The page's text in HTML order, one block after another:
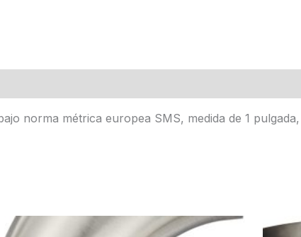
norma métrica europea SMS, medida de 1